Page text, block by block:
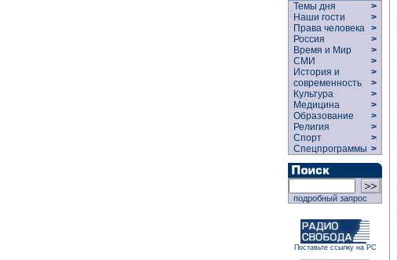
Темы дня
>
Наши гости
>
Права человека >
Россия
>
Время и Мир
>
СМИ
>
История и
современность
>
>
Культура
>
Медицина
>
Образование
>
Религия
>
Спорт
>
Спецпрограммы >
подробный запрос
Поставьте ссылку на РС